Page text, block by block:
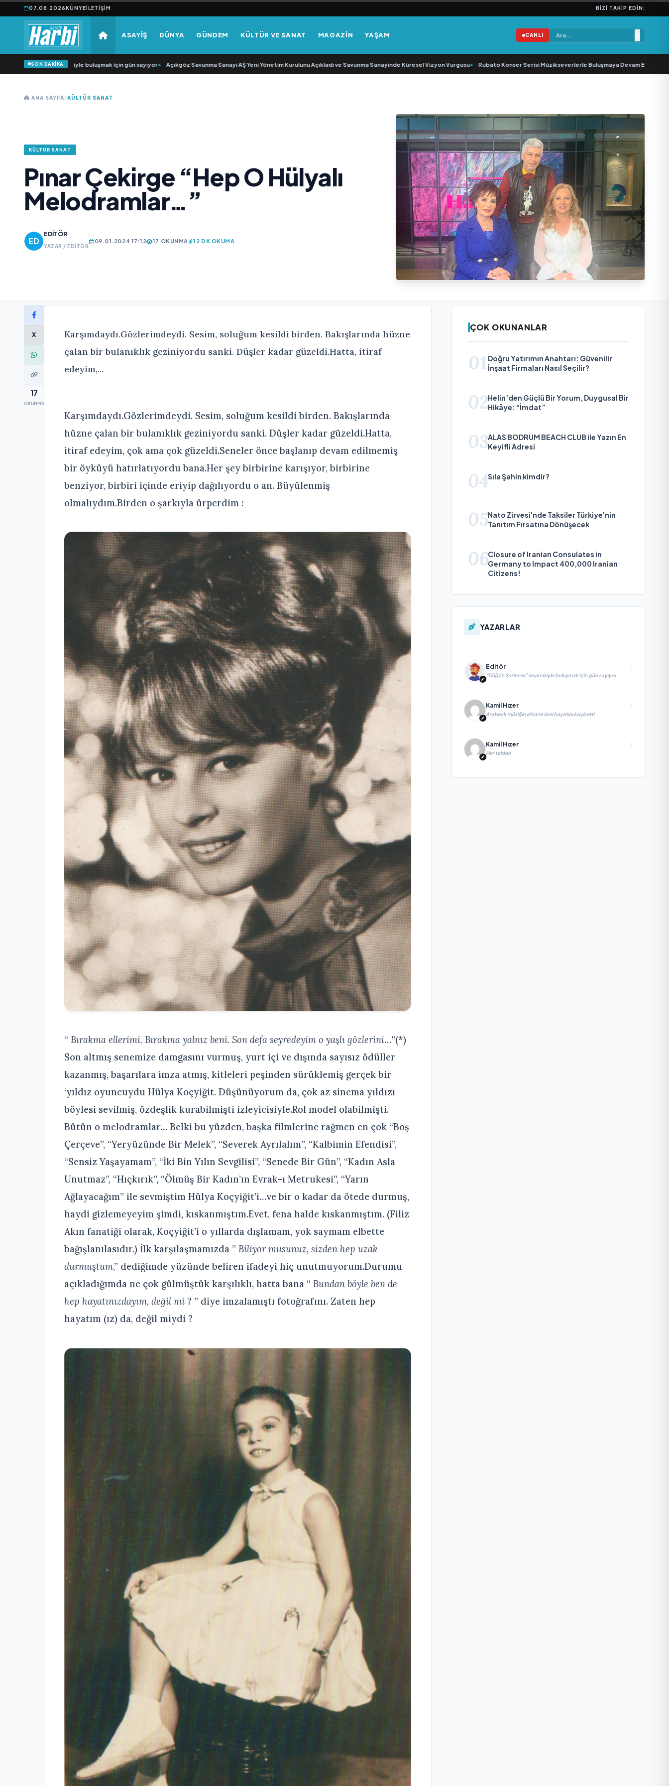
07.08.2026KÜNYEİLETIŞIM BIZI TAKIP EDIN:
ASAYİŞ DÜNYA GÜNDEM KÜLTÜR VE SANAT MAGAZİN YAŞAM CANLI
SON DAKİKA
seyircisiyle buluşmak için gün sayıyor• Açıkgöz Savunma Sanayi AŞ Yeni Yönetim Kurulunu Açıkladı ve Savunma Sanayinde Küresel Vizyon Vurgusu• Rubato Konser Serisi Müzikseverlerle Buluşmaya Devam Ediyor• Yonca
ANA SAYFA/KÜLTÜR SANAT
KÜLTÜR SANAT
Pınar Çekirge “Hep O Hülyalı
Melodramlar…”
EDITÖR
YAZAR / EDITÖR
09.01.2024 17:12 17 OKUNMA 12 DK OKUMA
X
17
OKUNMA
Karşımdaydı.Gözlerimdeydi. Sesim, soluğum kesildi birden. Bakışlarında hüzne
çalan bir bulanıklık geziniyordu sanki. Düşler kadar güzeldi.Hatta, itiraf
edeyim,...
Karşımdaydı.Gözlerimdeydi. Sesim, soluğum kesildi birden. Bakışlarında
hüzne çalan bir bulanıklık geziniyordu sanki. Düşler kadar güzeldi.Hatta,
itiraf edeyim, çok ama çok güzeldi.Seneler önce başlanıp devam edilmemiş
bir öyküyü hatırlatıyordu bana.Her şey birbirine karışıyor, birbirine
benziyor, birbiri içinde eriyip dağılıyordu o an. Büyülenmiş
olmalıydım.Birden o şarkıyla ürperdim :
“ Bırakma ellerimi. Bırakma yalnız beni. Son defa seyredeyim o yaşlı gözlerini…”(*)
Son altmış senemize damgasını vurmuş, yurt içi ve dışında sayısız ödüller
kazanmış, başarılara imza atmış, kitleleri peşinden sürüklemiş gerçek bir
‘yıldız oyuncuydu Hülya Koçyiğit. Düşünüyorum da, çok az sinema yıldızı
böylesi sevilmiş, özdeşlik kurabilmişti izleyicisiyle.Rol model olabilmişti.
Bütün o melodramlar… Belki bu yüzden, başka filmlerine rağmen en çok “Boş
Çerçeve”, “Yeryüzünde Bir Melek”, “Severek Ayrılalım”, “Kalbimin Efendisi”,
“Sensiz Yaşayamam”, “İki Bin Yılın Sevgilisi”, “Senede Bir Gün”, “Kadın Asla
Unutmaz”, “Hıçkırık”, “Ölmüş Bir Kadın’ın Evrak-ı Metrukesi”, “Yarın
Ağlayacağım” ile sevmiştim Hülya Koçyiğit’i…ve bir o kadar da ötede durmuş,
haydi gizlemeyeyim şimdi, kıskanmıştım.Evet, fena halde kıskanmıştım. (Filiz
Akın fanatiği olarak, Koçyiğit’i o yıllarda dışlamam, yok saymam elbette
bağışlanılasıdır.) İlk karşılaşmamızda ” Biliyor musunuz, sizden hep uzak
durmuştum,” dediğimde yüzünde beliren ifadeyi hiç unutmuyorum.Durumu
açıkladığımda ne çok gülmüştük karşılıklı, hatta bana “ Bundan böyle ben de
hep hayatınızdayım, değil mi ? ” diye imzalamıştı fotoğrafını. Zaten hep
hayatım (ız) da, değil miydi ?
ÇOK OKUNANLAR
01 Doğru Yatırımın Anahtarı: Güvenilir
İnşaat Firmaları Nasıl Seçilir?
02Helin’den Güçlü Bir Yorum, Duygusal Bir
Hikâye: “İmdat”
03ALAS BODRUM BEACH CLUB ile Yazın En
Keyifli Adresi
04Sıla Şahin kimdir?
05Nato Zirvesi'nde Taksiler Türkiye'nin
Tanıtım Fırsatına Dönüşecek
06Closure of Iranian Consulates in
Germany to Impact 400,000 Iranian
Citizens!
YAZARLAR
Editör
“Düğün Şarkıcısı” seyircisiyle buluşmak için gün sayıyor
Kamil Hızer
Arabesk müziğin efsane ismi hayatını kaybetti
Kamil Hızer
Her telden